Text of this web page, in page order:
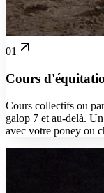
01
Cours
Cours collectifs ou
galop 7 et au-delà.
avec votre poney ou